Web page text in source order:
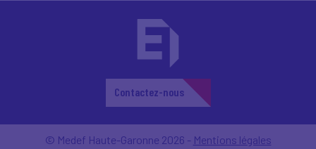
Contactez-nous
© Medef Haute-Garonne 2026 - Mentions légales